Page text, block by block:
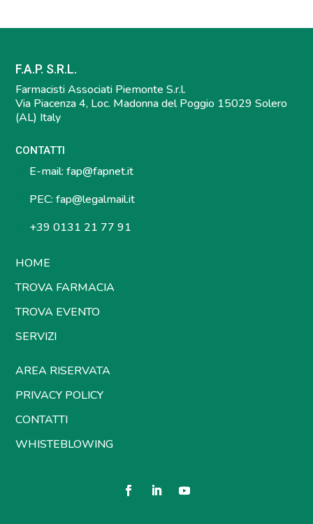
F.A.P. S.R.L.
Farmacisti Associati Piemonte S.r.l.
Via Piacenza 4, Loc. Madonna del Poggio 15029 Solero
(AL) Italy
CONTATTI
E-mail: fap@fapnet.it
PEC: fap@legalmail.it
+39 0131 21 77 91
HOME
TROVA FARMACIA
TROVA EVENTO
SERVIZI
AREA RISERVATA
PRIVACY POLICY
CONTATTI
WHISTEBLOWING